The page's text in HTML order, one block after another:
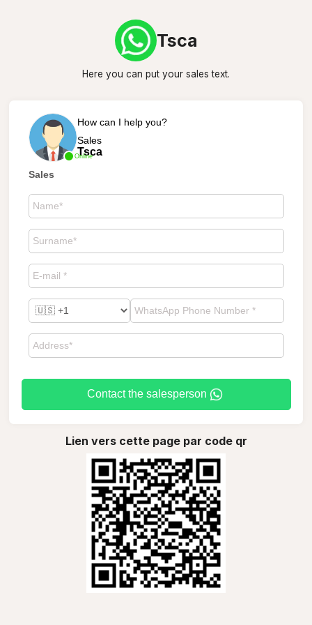
Tsca
Here you can put your sales text.
Online
How can I help you?
Sales
Tsca
Sales
Contact the salesperson
Lien vers cette page par code qr